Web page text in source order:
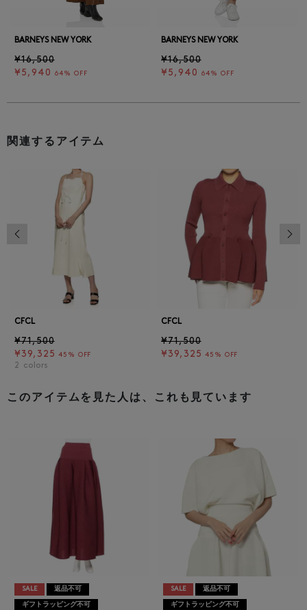
BARNEYS NEW YORK
¥16,500
¥5,940
64% OFF
BARNEYS NEW YORK
¥16,500
¥5,940
64% OFF
関連するアイテム
CFCL
¥71,500
¥39,325 45% OFF
2 colors
CFCL
¥71,500
¥39,325 45% OFF
前の画像
このアイテムを見た人は、これも見ています
SALE 返品不可
ギフトラッピング不可
SALE 返品不可
ギフトラッピング不可